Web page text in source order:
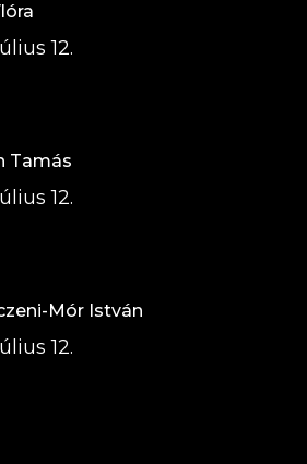
12.
Tamás
12.
Mór István
12.